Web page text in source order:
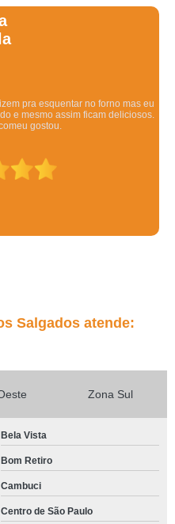
pra esquentar no forno mas eu
e mesmo assim ficam deliciosos.
gostou.
Salgados atende:
Zona Sul
Bela Vista
Bom Retiro
Cambuci
Centro de São Paulo